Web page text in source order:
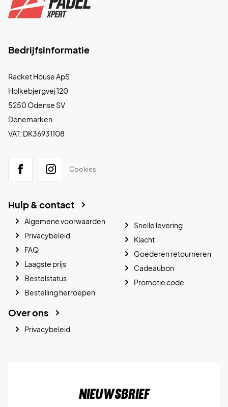
Bedrijfsinformatie
Racket House ApS
Holkebjergvej 120
5250 Odense SV
Denemarken
VAT: DK36931108
Cookies
Hulp & contact
Algemene voorwaarden
Privacybeleid
FAQ
Laagste prijs
Bestelstatus
Bestelling herroepen
Snelle levering
Klacht
Goederen retourneren
Cadeaubon
Promotie code
Over ons
Privacybeleid
Nieuwsbrief